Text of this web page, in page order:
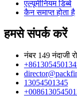
एल्यूमीनियम डिब्बे
कैन समाप्त होता है
हमसे संपर्क करें
नंबर 149 नंदाजी
13054501345